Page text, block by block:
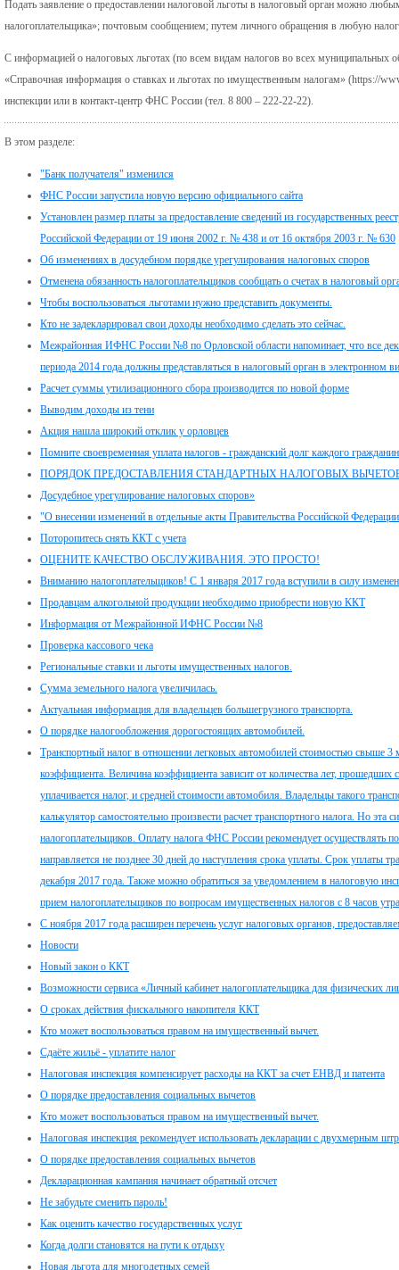
Подать заявление о предоставлении налоговой льготы в налоговый орган можно
налогоплательщика»; почтовым сообщением; путем личного обращения в любую
С информацией о налоговых льготах (по всем видам налогов во всех муниципальных
«Справочная информация о ставках и льготах по имущественным налогам» (https://
инспекции или в контакт-центр ФНС России (тел. 8 800 – 222-22-22).
В этом разделе:
"Банк получателя" изменился
ФНС России запустила новую версию официального сайта
Установлен размер платы за предоставление сведений из государственных
Российской Федерации от 19 июня 2002 г. № 438 и от 16 октября 2003 г. № 630
Об изменениях в досудебном порядке урегулирования налоговых споров
Отменена обязанность налогоплательщиков сообщать о счетах в налоговый
Чтобы воспользоваться льготами нужно представить документы.
Кто не задекларировал свои доходы необходимо сделать это сейчас.
Межрайонная ИФНС России №8 по Орловской области напоминает, что все
периода 2014 года должны представляться в налоговый орган в электронном
Расчет суммы утилизационного сбора производится по новой форме
Выводим доходы из тени
Акция нашла широкий отклик у орловцев
Помните своевременная уплата налогов - гражданский долг каждого
ПОРЯДОК ПРЕДОСТАВЛЕНИЯ СТАНДАРТНЫХ НАЛОГОВЫХ
Досудебное урегулирование налоговых споров»
"О внесении изменений в отдельные акты Правительства Российской
Поторопитесь снять ККТ с учета
ОЦЕНИТЕ КАЧЕСТВО ОБСЛУЖИВАНИЯ. ЭТО ПРОСТО!
Вниманию налогоплательщиков! С 1 января 2017 года вступили в силу
Продавцам алкогольной продукции необходимо приобрести новую ККТ
Информация от Межрайонной ИФНС России №8
Проверка кассового чека
Региональные ставки и льготы имущественных налогов.
Сумма земельного налога увеличилась.
Актуальная информация для владельцев большегрузного транспорта.
О порядке налогообложения дорогостоящих автомобилей.
Транспортный налог в отношении легковых автомобилей стоимостью свыше
коэффициента. Величина коэффициента зависит от количества лет, прошедших
уплачивается налог, и средней стоимости автомобиля. Владельцы такого
калькулятор самостоятельно произвести расчет транспортного налога. Но эта
налогоплательщиков. Оплату налога ФНС России рекомендует осуществлять
направляется не позднее 30 дней до наступления срока уплаты. Срок уплаты
декабря 2017 года. Также можно обратиться за уведомлением в налоговую
прием налогоплательщиков по вопросам имущественных налогов с 8 часов
С ноября 2017 года расширен перечень услуг налоговых органов,
Новости
Новый закон о ККТ
Возможности сервиса «Личный кабинет налогоплательщика для физических
О сроках действия фискального накопителя ККТ
Кто может воспользоваться правом на имущественный вычет.
Сдаёте жильё - уплатите налог
Налоговая инспекция компенсирует расходы на ККТ за счет ЕНВД и патента
О порядке предоставления социальных вычетов
Кто может воспользоваться правом на имущественный вычет.
Налоговая инспекция рекомендует использовать декларации с двухмерным
О порядке предоставления социальных вычетов
Декларационная кампания начинает обратный отсчет
Не забудьте сменить пароль!
Как оценить качество государственных услуг
Когда долги становятся на пути к отдыху
Новая льгота для многодетных семей